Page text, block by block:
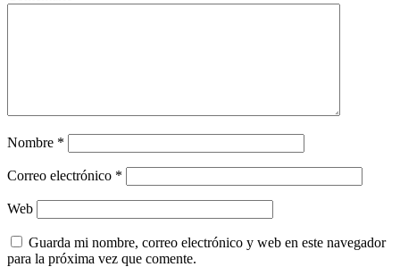
Nombre *
Correo electrónico *
Web
Guarda mi nombre, correo electrónico y web en este navegador
para la próxima vez que comente.